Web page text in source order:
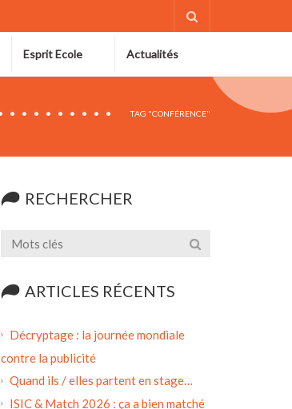
Esprit Ecole Actualités
TAG "CONFÉRENCE"
RECHERCHER
ARTICLES RÉCENTS
Décryptage : la journée mondiale
contre la publicité
Quand ils / elles partent en stage…
ISIC & Match 2026 : ça a bien matché